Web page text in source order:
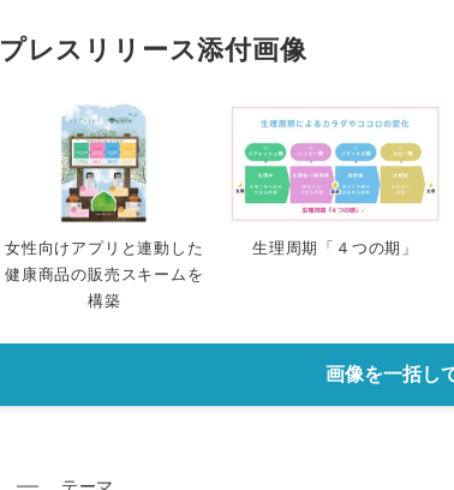
プレスリリース添付画像
女性向けアプリと連動した
健康商品の販売スキームを
構築
生理周期「４つの期」
画像を一括し
テーマ